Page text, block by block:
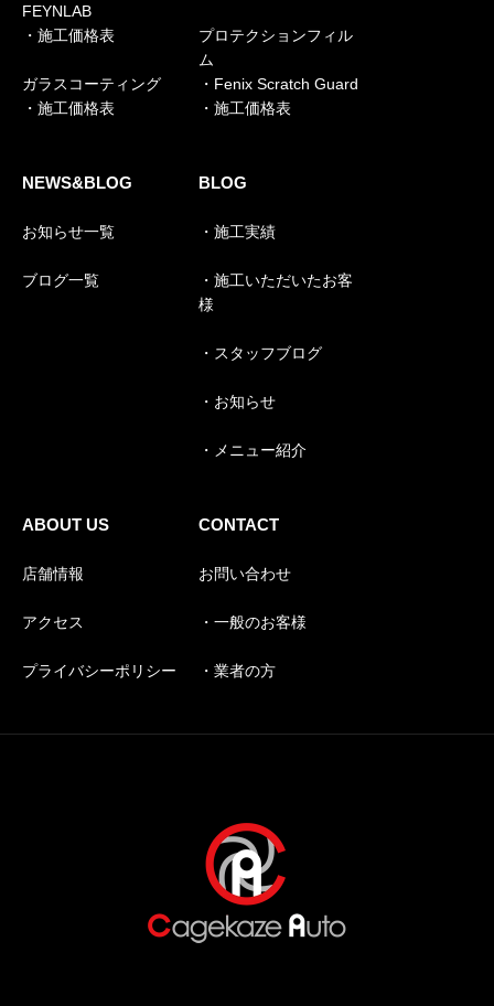
FEYNLAB
・施工価格表
ガラスコーティング
・施工価格表
プロテクションフィル
ム
・Fenix Scratch Guard
・施工価格表
NEWS&BLOG
お知らせ一覧
ブログ一覧
BLOG
・施工実績
・施工いただいたお客
様
・スタッフブログ
・お知らせ
・メニュー紹介
ABOUT US
店舗情報
アクセス
プライバシーポリシー
CONTACT
お問い合わせ
・一般のお客様
・業者の方